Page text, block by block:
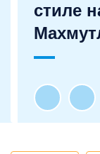
стиле